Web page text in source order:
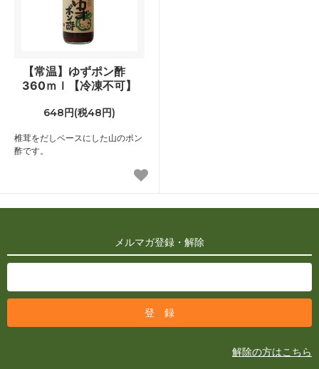
【常温】ゆずポン酢
360ｍｌ【冷凍不可】
648円(税48円)
椎茸をだしベースにした山のポン
酢です。
メルマガ登録・解除
解除の方はこちら